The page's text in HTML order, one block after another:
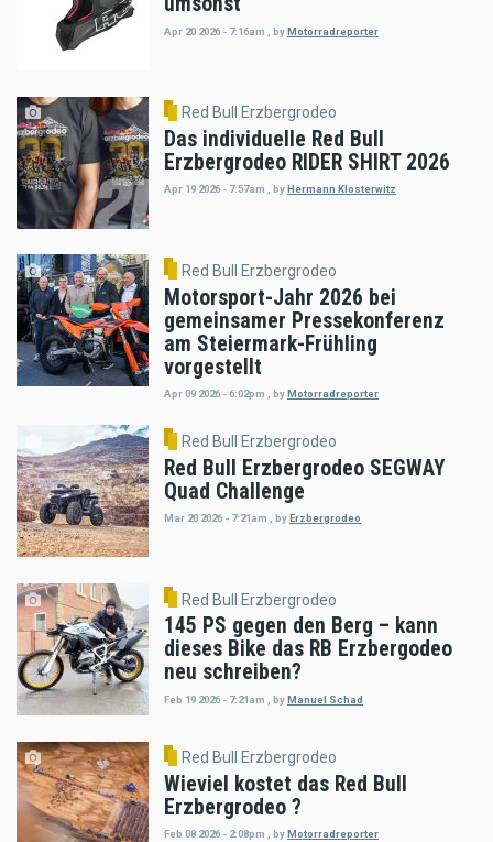
Apr 20 2026 - 7:16am byMotorradreporter
Red Bull Erzbergrodeo
Das individuelle Red Bull
Erzbergrodeo RIDER SHIRT 2026
Apr 19 2026 - 7:57am , by Hermann Klosterwitz
Red Bull Erzbergrodeo
Motorsport-Jahr 2026 bei
gemeinsamer Pressekonferenz
am Steiermark-Frühling
vorgestellt
Apr 09 2026 - 6:02pm byMotorradreporter
Red Bull Erzbergrodeo
Red Bull Erzbergrodeo SEGWAY
Quad Challenge
Mar 20 2026 - 7:21am byErzbergrodeo
Red Bull Erzbergrodeo
145 PS gegen den Berg – kann
dieses Bike das RB Erzbergodeo
neu schreiben?
Feb 19 2026 - 7:21am byManuel Schad
Red Bull Erzbergrodeo
Wieviel kostet das Red Bull
Erzbergrodeo ?
Feb 08 2026 - 2:08pm , by Motorradreporter